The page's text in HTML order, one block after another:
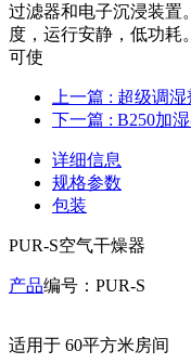
过滤器和电子沉浸装置
度，运行安静，低功耗
可使
上一篇 : 超级调湿
下一篇 : B250加
详细信息
规格参数
包装
PUR-S空气干燥器
产品编号
适用于 60平方米房间